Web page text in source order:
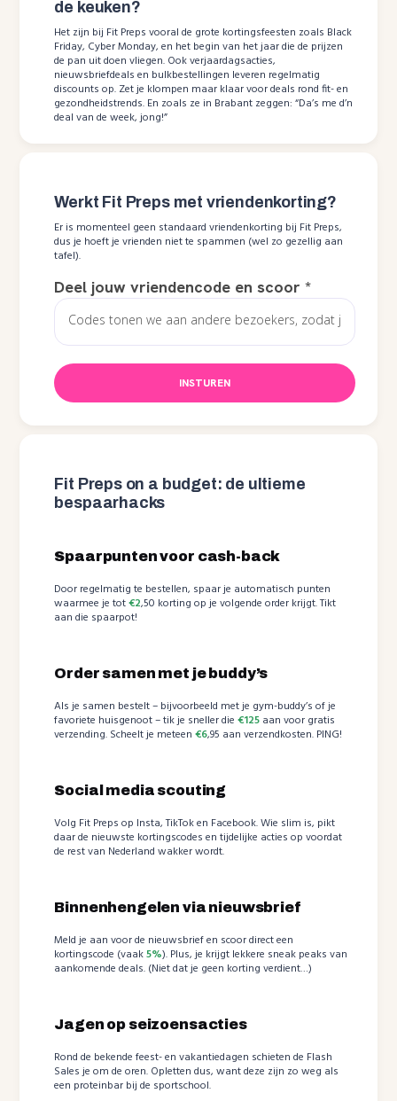
de keuken?
Het zijn bij Fit Preps vooral de grote kortingsfeesten zoals Black
Friday, Cyber Monday, en het begin van het jaar die de prijzen
de pan uit doen vliegen. Ook verjaardagsacties,
nieuwsbriefdeals en bulkbestellingen leveren regelmatig
discounts op. Zet je klompen maar klaar voor deals rond fit- en
gezondheidstrends. En zoals ze in Brabant zeggen: “Da’s me d’n
deal van de week, jong!”
Werkt Fit Preps met vriendenkorting?
Er is momenteel geen standaard vriendenkorting bij Fit Preps,
dus je hoeft je vrienden niet te spammen (wel zo gezellig aan
tafel).
Deel jouw vriendencode en scoor*
INSTUREN
Fit Preps on a budget: de ultieme
bespaarhacks
Spaarpunten voor cash-back
Door regelmatig te bestellen, spaar je automatisch punten
waarmee je tot€2,50 korting op je volgende order krijgt. Tikt
aan die spaarpot!
Order samen met je buddy’s
Als je samen bestelt – bijvoorbeeld met je gym-buddy’s of je
favoriete huisgenoot – tik je sneller die€125 aan voor gratis
verzending. Scheelt je meteen€6,95 aan verzendkosten. PING!
Social media scouting
Volg Fit Preps op Insta, TikTok en Facebook. Wie slim is, pikt
daar de nieuwste kortingscodes en tijdelijke acties op voordat
de rest van Nederland wakker wordt.
Binnenhengelen via nieuwsbrief
Meld je aan voor de nieuwsbrief en scoor direct een
kortingscode (vaak5%). Plus, je krijgt lekkere sneak peaks van
aankomende deals. (Niet dat je geen korting verdient…)
Jagen op seizoensacties
Rond de bekende feest- en vakantiedagen schieten de Flash
Sales je om de oren. Opletten dus, want deze zijn zo weg als
een proteinbar bij de sportschool.